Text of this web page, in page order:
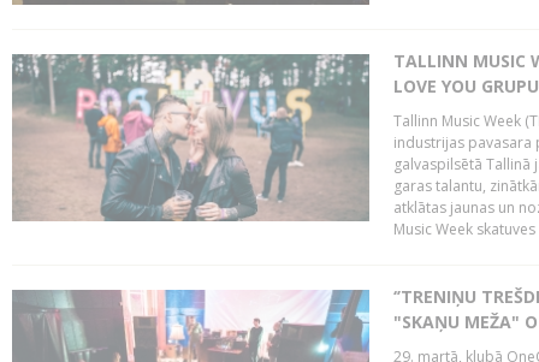
TALLINN MUSIC
LOVE YOU
Tallinn Music Week
industrijas pavasara
galvaspilsētā Tallinā
garas talantu,
atklātas jaunas un
Music Week
‘’TRENIŅU
"SKAŅU MEŽA"
29. martā, klubā